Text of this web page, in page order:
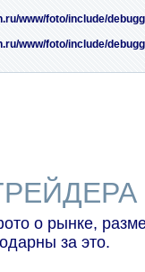
www/foto/include/
www/foto/include/
о рынке,
за это.